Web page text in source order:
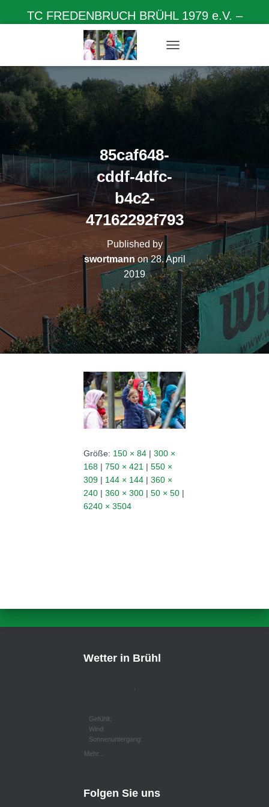
TC FREDENBRUCH BRÜHL 1979 e.V. –
Herzlich willkommen auf unserer Homepage
A
V
I
G
S
H
A
T
E
N
85caf648-
cddf-4dfc-
b4c2-
47162292f793
Published by
swortmannon28. April
2019
Größe: 150 × 84 | 300 ×
168 | 750 × 421 | 550 ×
309 | 144 × 144 | 360 ×
240 | 360 × 300 | 50 × 50 |
6240 × 3504
Wetter in Brühl
,
Gefühlt:
Wind:
Sonnenuntergang:
Mehr...
Folgen Sie uns